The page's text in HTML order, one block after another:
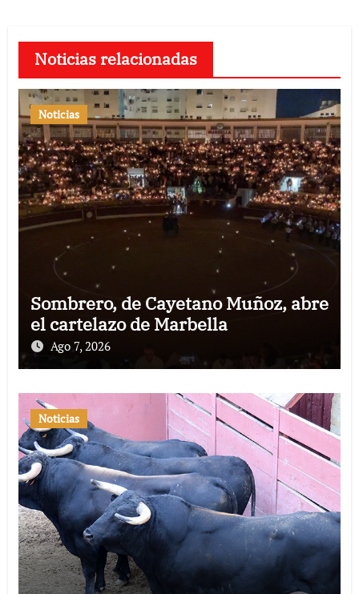
Noticias relacionadas
Noticias
Sombrero, de Cayetano Muñoz, abre
el cartelazo de Marbella
Ago 7, 2026
Noticias